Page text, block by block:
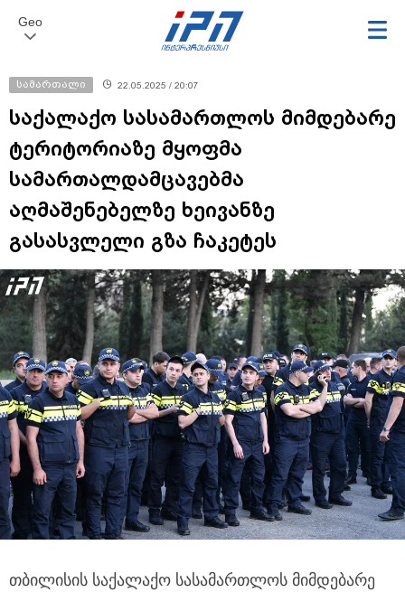
Geo
სამართალი 22.05.2025 / 20:07
საქალაქო სასამართლოს მიმდებარე
ტერიტორიაზე მყოფმა
სამართალდამცავებმა
აღმაშენებელზე ხეივანზე
გასასვლელი გზა ჩაკეტეს
თბილისის საქალაქო სასამართლოს მიმდებარე